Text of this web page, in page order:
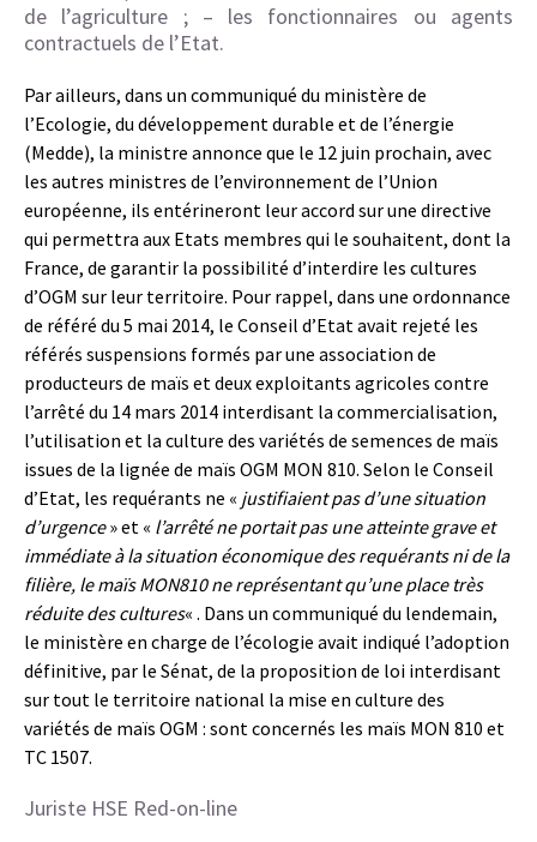
de l’agriculture ; – les fonctionnaires ou agents
contractuels de l’Etat.
Par ailleurs, dans un communiqué du ministère de
l’Ecologie, du développement durable et de l’énergie
(Medde), la ministre annonce que le 12 juin prochain, avec
les autres ministres de l’environnement de l’Union
européenne, ils entérineront leur accord sur une directive
qui permettra aux Etats membres qui le souhaitent, dont la
France, de garantir la possibilité d’interdire les cultures
d’OGM sur leur territoire. Pour rappel, dans une ordonnance
de référé du 5 mai 2014, le Conseil d’Etat avait rejeté les
référés suspensions formés par une association de
producteurs de maïs et deux exploitants agricoles contre
l’arrêté du 14 mars 2014 interdisant la commercialisation,
l’utilisation et la culture des variétés de semences de maïs
issues de la lignée de maïs OGM MON 810. Selon le Conseil
d’Etat, les requérants ne « justifiaient pas d’une situation
d’urgence» et « l’arrêté ne portait pas une atteinte grave et
immédiate à la situation économique des requérants ni de la
filière, le maïs MON810 ne représentant qu’une place très
réduite des cultures« . Dans un communiqué du lendemain,
le ministère en charge de l’écologie avait indiqué l’adoption
définitive, par le Sénat, de la proposition de loi interdisant
sur tout le territoire national la mise en culture des
variétés de maïs OGM : sont concernés les maïs MON 810 et
TC 1507.
Juriste HSE Red-on-line